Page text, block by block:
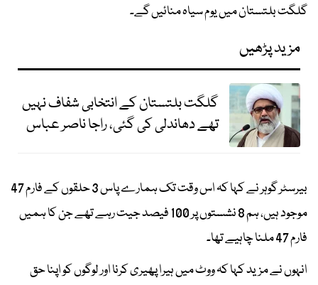
گلگت بلتستان میں یوم سیاہ منائیں گے۔
مزید پڑھیں
گلگت بلتستان کے انتخابی شفاف نہیں
تھے دھاندلی کی گئی، راجا ناصر عباس
بیرسٹر گوہر نے کہا کہ اس وقت تک ہمارے پاس 3 حلقوں کے فارم 47
موجود ہیں، ہم 8 نشستوں پر 100 فیصد جیت رہے تھے جن کا ہمیں
فارم 47 ملنا چاہیے تھا۔
انہوں نے مزید کہا کہ ووٹ میں ہیرا پھیری کرنا اور لوگوں کو اپنا حق